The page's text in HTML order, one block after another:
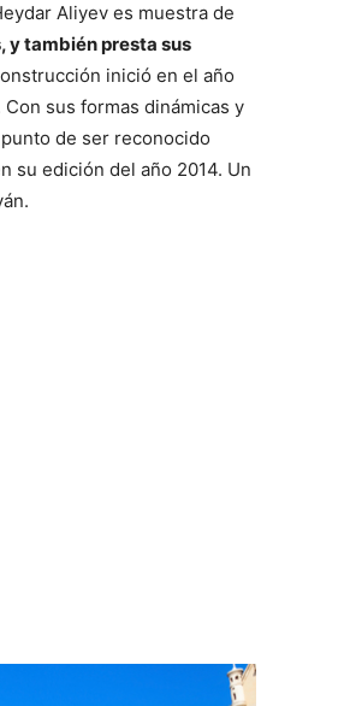
Aliyev es muestra de
y también presta sus
inició en el año
sus formas dinámicas y
de ser reconocido
su edición del año 2014. Un